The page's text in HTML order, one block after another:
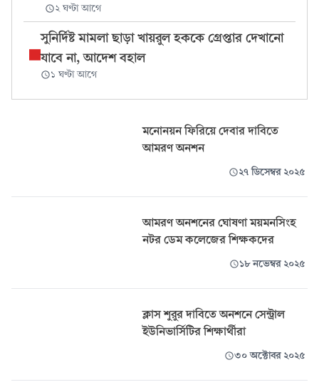
২ ঘণ্টা আগে
সুনির্দিষ্ট মামলা ছাড়া খায়রুল হককে গ্রেপ্তার দেখানো
যাবে না, আদেশ বহাল
১ ঘণ্টা আগে
মনোনয়ন ফিরিয়ে দেবার দাবিতে
আমরণ অনশন
২৭ ডিসেম্বর ২০২৫
আমরণ অনশনের ঘোষণা ময়মনসিংহ
নটর ডেম কলেজের শিক্ষকদের
১৮ নভেম্বর ২০২৫
ক্লাস শুরুর দাবিতে অনশনে সেন্ট্রাল
ইউনিভার্সিটির শিক্ষার্থীরা
৩০ অক্টোবর ২০২৫